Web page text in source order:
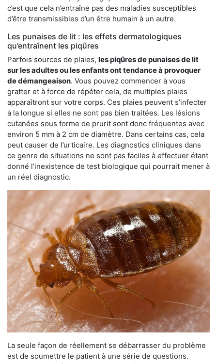
c’est que cela n’entraîne pas des maladies susceptibles
d’être transmissibles d’un être humain à un autre.
Les punaises de lit : les effets dermatologiques
qu’entraînent les piqûres
Parfois sources de plaies, les piqûres de punaises de lit
sur les adultes ou les enfants ont tendance à provoquer
de démangeaison. Vous pouvez commencer à vous
gratter et à force de répéter cela, de multiples plaies
apparaîtront sur votre corps. Ces plaies peuvent s’infecter
à la longue si elles ne sont pas bien traitées. Les lésions
cutanées sous forme de prurit sont donc fréquentes avec
environ 5 mm à 2 cm de diamètre. Dans certains cas, cela
peut causer de l’urticaire. Les diagnostics cliniques dans
ce genre de situations ne sont pas faciles à effectuer étant
donné l’inexistence de test biologique qui pourrait mener à
un réel diagnostic.
La seule façon de réellement se débarrasser du problème
est de soumettre le patient à une série de questions.